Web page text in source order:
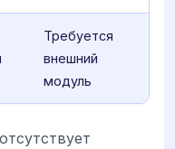
Требуется
внешний
модуль